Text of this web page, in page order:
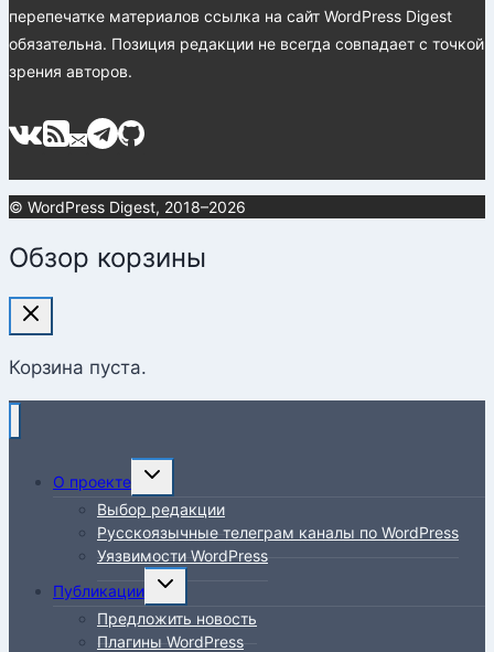
перепечатке материалов ссылка на сайт WordPress Digest
обязательна. Позиция редакции не всегда совпадает с точкой
зрения авторов.
© WordPress Digest, 2018–2026
Обзор корзины
Корзина пуста.
О проекте
Переключить
дочернее
меню
Выбор редакции
Русскоязычные телеграм каналы по WordPress
Уязвимости WordPress
Публикации
Переключить
дочернее
меню
Предложить новость
Плагины WordPress